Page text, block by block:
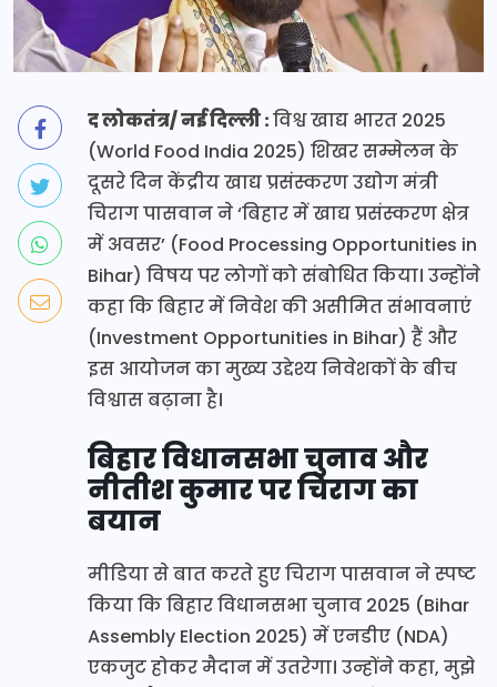
द लोकतंत्र/ नई दिल्ली :विश्व खाद्य भारत 2025
(World Food India 2025) शिखर सम्मेलन के
दूसरे दिन केंद्रीय खाद्य प्रसंस्करण उद्योग मंत्री
चिराग पासवान ने ‘बिहार में खाद्य प्रसंस्करण क्षेत्र
में अवसर’ (Food Processing Opportunities in
Bihar) विषय पर लोगों को संबोधित किया। उन्होंने
कहा कि बिहार में निवेश की असीमित संभावनाएं
(Investment Opportunities in Bihar) हैं और
इस आयोजन का मुख्य उद्देश्य निवेशकों के बीच
विश्वास बढ़ाना है।
बिहार विधानसभा चुनाव और
नीतीश कुमार पर चिराग का
बयान
मीडिया से बात करते हुए चिराग पासवान ने स्पष्ट
किया कि बिहार विधानसभा चुनाव 2025 (Bihar
Assembly Election 2025) में एनडीए (NDA)
एकजुट होकर मैदान में उतरेगा। उन्होंने कहा, मुझे